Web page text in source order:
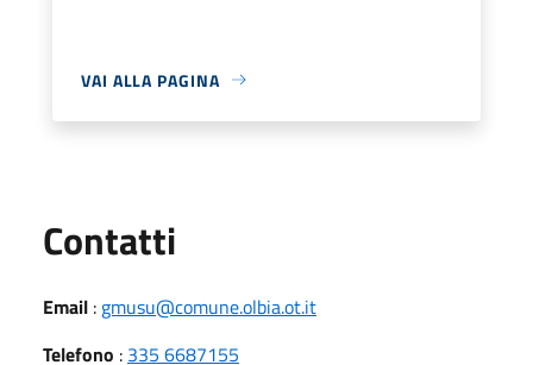
VAI ALLA PAGINA
Contatti
Email : gmusu@comune.olbia.ot.it
Telefono : 335 6687155